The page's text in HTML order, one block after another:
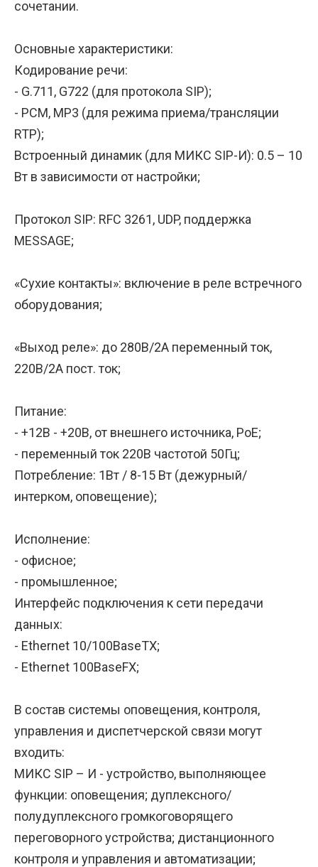
сочетании.
Основные характеристики:
Кодирование речи:
- G.711, G722 (для протокола SIP);
- PCM, MP3 (для режима приема/трансляции
RTP);
Встроенный динамик (для МИКС SIP-И): 0.5 – 10
Вт в зависимости от настройки;
Протокол SIP: RFC 3261, UDP, поддержка
MESSAGE;
«Сухие контакты»: включение в реле встречного
оборудования;
«Выход реле»: до 280В/2А переменный ток,
220В/2А пост. ток;
Питание:
- +12В - +20В, от внешнего источника, PoE;
- переменный ток 220В частотой 50Гц;
Потребление: 1Вт / 8-15 Вт (дежурный/
интерком, оповещение);
Исполнение:
- офисное;
- промышленное;
Интерфейс подключения к сети передачи
данных:
- Ethernet 10/100BaseTX;
- Ethernet 100BaseFX;
В состав системы оповещения, контроля,
управления и диспетчерской связи могут
входить:
МИКС SIP – И - устройство, выполняющее
функции: оповещения; дуплексного/
полудуплексного громкоговорящего
переговорного устройства; дистанционного
контроля и управления и автоматизации;